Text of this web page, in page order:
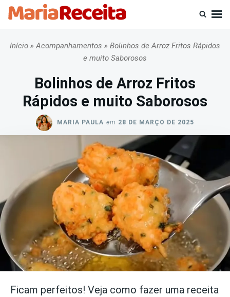
Skip
content
Busca
por:
Início »Acompanhamentos » Bolinhos de Arroz Fritos Rápidos
e muito Saborosos
Bolinhos de Arroz Fritos
Rápidos e muito Saborosos
MARIA PAULA em 28 DE MARÇO DE 2025
Ficam perfeitos! Veja como fazer uma receita